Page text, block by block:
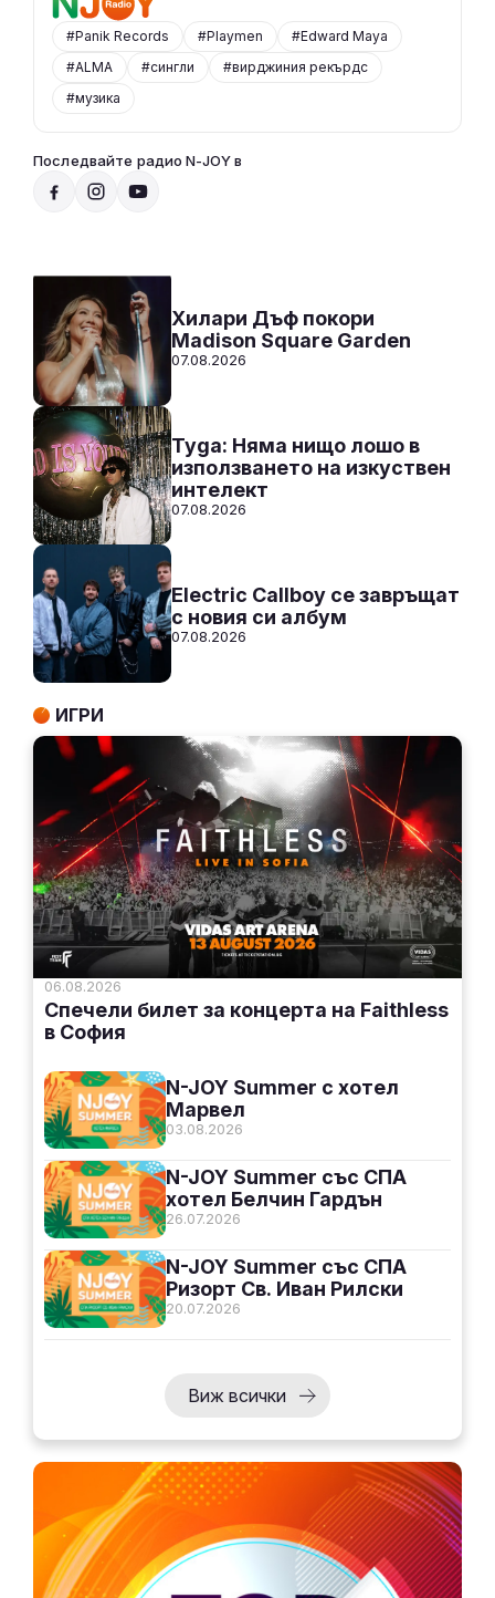
#Panik Records #Playmen
#Edward Maya
#ALMA
#сингли
#вирджиния рекърдс
#музика
Последвайте радио N-JOY в
СЛУШАЙ
00:00 - 12:00
Хилари Дъф покори
Madison Square Garden
07.08.2026
Tyga: Няма нищо лошо в
използването на изкуствен
интелект
07.08.2026
Electric Callboy се завръщат
с новия си албум
07.08.2026
ИГРИ
06.08.2026
Спечели билет за концерта на Faithless
в София
03.08.2026
N-JOY Summer с хотел
Марвел
26.07.2026
N-JOY Summer със СПА
хотел Белчин Гардън
20.07.2026
N-JOY Summer със СПА
Ризорт Св. Иван Рилски
Виж всички